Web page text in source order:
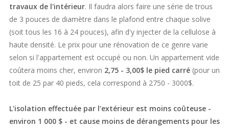
travaux de l'intérieur. Il faudra alors faire une série de trous
de 3 pouces de diamètre dans le plafond entre chaque solive
(soit tous les 16 à 24 pouces), afin d'y injecter de la cellulose à
haute densité. Le prix pour une rénovation de ce genre varie
selon si l'appartement est occupé ou non. Un appartement vide
coûtera moins cher, environ 2,75 - 3,00$ le pied carré (pour un
toit de 25 par 40 pieds, cela correspond à 2750 - 3000$.
L'isolation effectuée par l'extérieur est moins coûteuse -
environ 1 000 $ - et cause moins de dérangements pour les